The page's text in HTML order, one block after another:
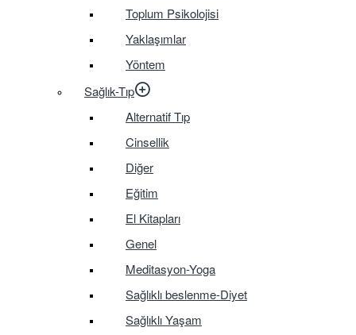
Toplum Psikolojisi
Yaklaşımlar
Yöntem
Sağlık-Tıp
Alternatif Tıp
Cinsellik
Diğer
Eğitim
El Kitapları
Genel
Meditasyon-Yoga
Sağlıklı beslenme-Diyet
Sağlıklı Yaşam